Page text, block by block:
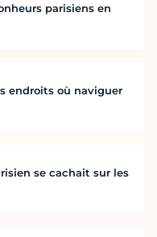
parisiens en
endroits où naviguer
se cachait sur les